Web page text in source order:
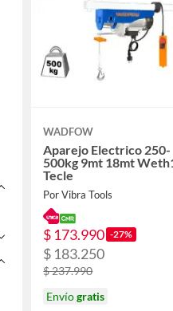
WADFOW
Aparejo Electrico 250-
500kg 9mt 18mt
Tecle
Por Vibra Tools
$ 173.990 -27%
$ 183.250
$ 237.990
Envíogratis